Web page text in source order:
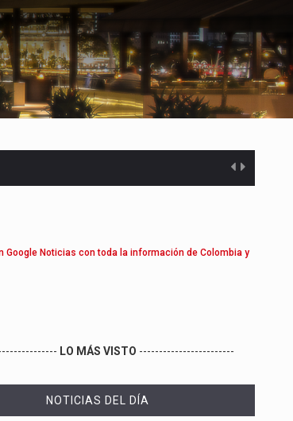
Google Noticias con toda la información de Colombia y
LO MÁS VISTO ------------------------
NOTICIAS DEL DÍA